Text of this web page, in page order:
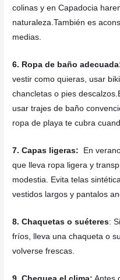
colinas y en Capadocia
naturaleza.También es
medias.
6. Ropa de baño
vestir como quieras, usar
chancletas o pies descalzos.
usar trajes de baño
ropa de playa te cubra
7. Capas ligeras:
En
que lleva ropa ligera y
modestia. Evita telas
vestidos largos y pantalos
8. Chaquetas o suéteres:
fríos, lleva una chaqueta o
volverse frescas.